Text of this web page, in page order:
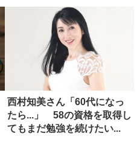
西村知美さん「60代になっ
たら...」 58の資格を取得し
てもまだ勉強を続けたい...